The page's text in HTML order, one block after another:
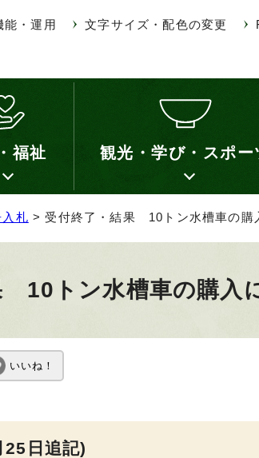
能・運用 文字サイズ・配色の変更
福祉 観光・学び・スポー
札 > 受付終了・結果 10トン水槽車の購
10トン水槽車の購入
いいね！
25日追記)